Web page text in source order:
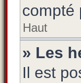
compté
Haut
» Les
Il est